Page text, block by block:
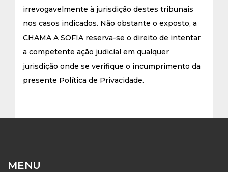
irrevogavelmente à jurisdição destes tribunais
nos casos indicados. Não obstante o exposto, a
CHAMA A SOFIA reserva-se o direito de intentar
a competente ação judicial em qualquer
jurisdição onde se verifique o incumprimento da
presente Política de Privacidade.
MENU